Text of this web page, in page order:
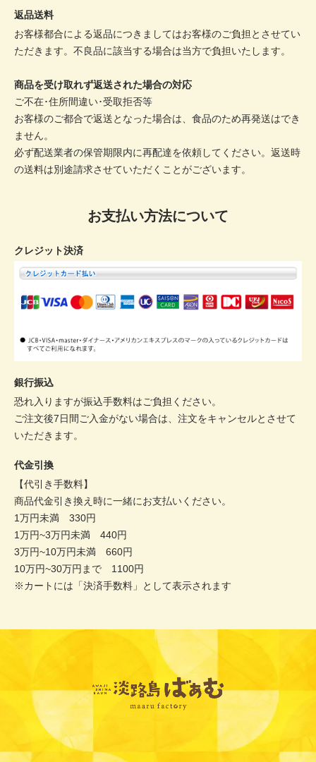
返品送料
お客様都合による返品につきましてはお客様のご負担とさせてい
ただきます。不良品に該当する場合は当方で負担いたします。
商品を受け取れず返送された場合の対応
ご不在･住所間違い･受取拒否等
お客様のご都合で返送となった場合は、食品のため再発送はでき
ません。
必ず配送業者の保管期限内に再配達を依頼してください。返送時
の送料は別途請求させていただくことがございます。
お支払い方法について
クレジット決済
銀行振込
恐れ入りますが振込手数料はご負担ください。
ご注文後7日間ご入金がない場合は、注文をキャンセルとさせて
いただきます。
代金引換
【代引き手数料】
商品代金引き換え時に一緒にお支払いください。
1万円未満 330円
1万円~3万円未満 440円
3万円~10万円未満 660円
10万円~30万円まで 1100円
※カートには「決済手数料」として表示されます